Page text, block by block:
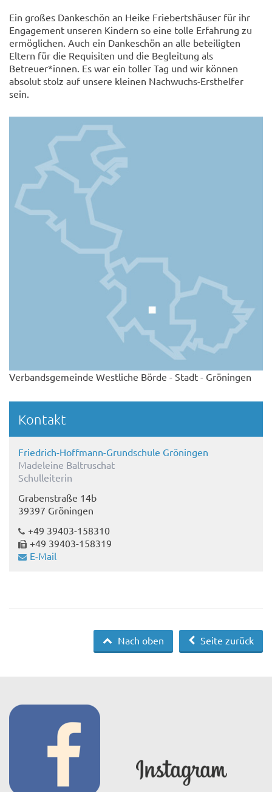
Ein großes Dankeschön an Heike Friebertshäuser für ihr
Engagement unseren Kindern so eine tolle Erfahrung zu
ermöglichen. Auch ein Dankeschön an alle beteiligten
Eltern für die Requisiten und die Begleitung als
Betreuer*innen. Es war ein toller Tag und wir können
absolut stolz auf unsere kleinen Nachwuchs-Ersthelfer
sein.
Verbandsgemeinde Westliche Börde - Stadt - Gröningen
Kontakt
Friedrich-Hoffmann-Grundschule Gröningen
Madeleine Baltruschat
Schulleiterin
Grabenstraße 14b
39397 Gröningen
+49 39403-158310
+49 39403-158319
E-Mail
Seite zurück
Nach oben